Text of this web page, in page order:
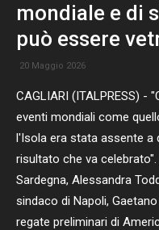
mondiale e di
può essere
20 Maggio 2026
CAGLIARI (ITALPRESS) -
eventi mondiali come
l'Isola era stata assente a
risultato che va
Sardegna, Alessandra
sindaco di Napoli,
regate preliminari di